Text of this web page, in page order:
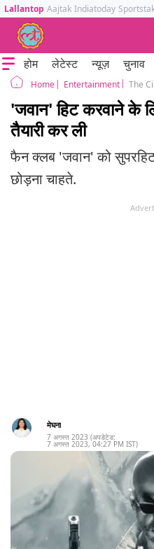
Lallantop Aajtak Indiatoday
होम लेटेस्ट न्यूज़ चुनाव
Home Entertainment
'जवान' हिट करवाने के
तैयारी कर ली
फैन क्लब 'जवान' को
छोड़ना चाहते.
मेघना
7 अगस्त 2023 (अपडेटेड:
7 अगस्त 2023, 04:27 PM IST)